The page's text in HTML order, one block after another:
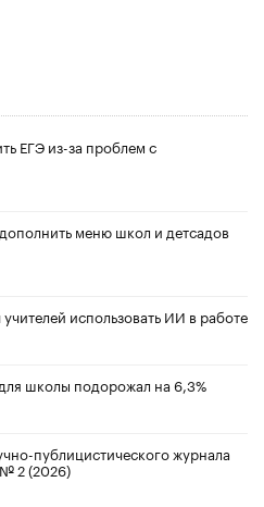
ЕГЭ из-за проблем с
меню школ и детсадов
использовать ИИ в работе
школы подорожал на 6,3%
публицистического журнала
2 (2026)